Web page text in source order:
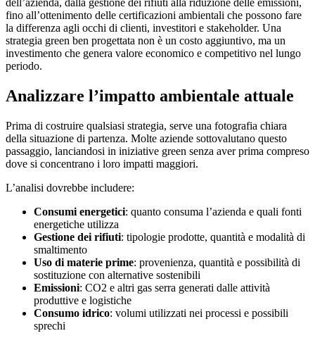
fino all’ottenimento delle certificazioni ambientali che possono fare
la differenza agli occhi di clienti, investitori e stakeholder. Una
strategia green ben progettata non è un costo aggiuntivo, ma un
investimento che genera valore economico e competitivo nel lungo
periodo.
Analizzare l’impatto ambientale attuale
Prima di costruire qualsiasi strategia, serve una fotografia chiara
della situazione di partenza. Molte aziende sottovalutano questo
passaggio, lanciandosi in iniziative green senza aver prima compreso
dove si concentrano i loro impatti maggiori.
L’analisi dovrebbe includere:
Consumi energetici: quanto consuma l’azienda e quali fonti
energetiche utilizza
Gestione dei rifiuti: tipologie prodotte, quantità e modalità di
smaltimento
Uso di materie prime: provenienza, quantità e possibilità di
sostituzione con alternative sostenibili
Emissioni: CO2 e altri gas serra generati dalle attività
produttive e logistiche
Consumo idrico: volumi utilizzati nei processi e possibili
sprechi